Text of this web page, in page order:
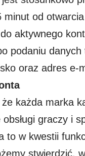
minut od
do aktywnego
podaniu danych
oraz adres e-
każda marka
graczy i
to w kwestii
stwierdzić,